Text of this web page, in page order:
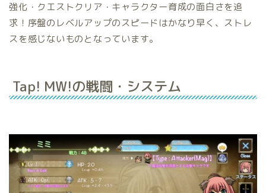
強化・クエストクリア・キャラクター育成の面白さを追
求！序盤のレベルアップのスピードはかなり早く、ストレ
スを感じないものとなっています。
Tap! MW!の戦闘・システム